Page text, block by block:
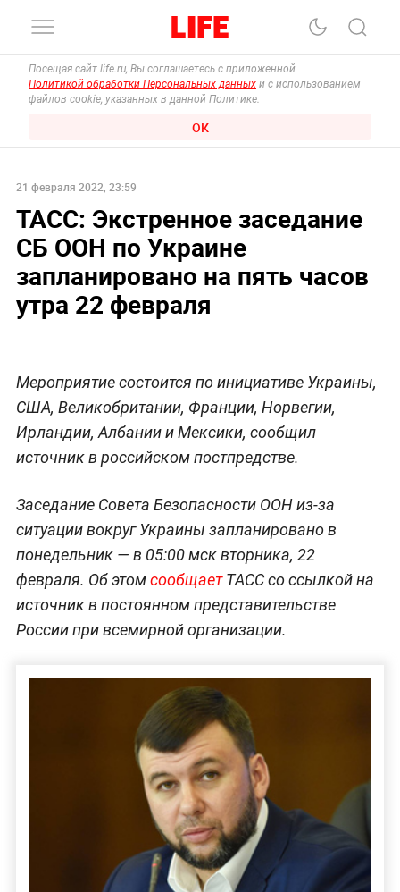
Посещая сайт life.ru, Вы соглашаетесь с приложенной
Политикой обработки Персональных данных и с использованием
файлов cookie, указанных в данной Политике.
ОК
21 февраля 2022, 23:59
ТАСС: Экстренное заседание
СБ ООН по Украине
запланировано на пять часов
утра 22 февраля
Мероприятие состоится по инициативе Украины,
США, Великобритании, Франции, Норвегии,
Ирландии, Албании и Мексики, сообщил
источник в российском постпредстве.
Заседание Совета Безопасности ООН из-за
ситуации вокруг Украины запланировано в
понедельник — в 05:00 мск вторника, 22
февраля. Об этомсообщаетТАСС со ссылкой на
источник в постоянном представительстве
России при всемирной организации.